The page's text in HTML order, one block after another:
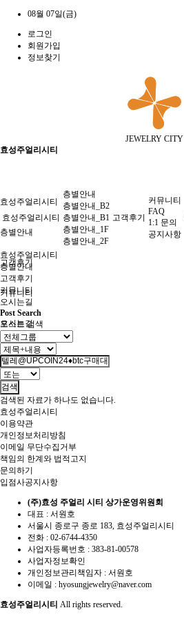
08월 07일(금)
로그인
회원가입
정보찾기
JEWELRY CITY
효성주얼리시티
효성주얼리시티
층별안내
고객후기
커뮤니티
오시는길
효성주얼리시티
층별안내
층별안내_B2
층별안내_B1
층별안내_1F
층별안내_2F
고객후기
커뮤니티
FAQ
1:1 문의
공지사항
효성주얼리시티
층별안내
고객후기
커뮤니티
오시는길
Post Search
포스트 검색
검색
검색된 자료가 하나도 없습니다.
효성주얼리시티
이용약관
개인정보처리방침
이메일 무단수집거부
책임의 한계와 법적고지
문의하기
입점사공지사항
(주)효성 주얼리 시티 상가운영위원회
대표 : 서원호
서울시 종로구 종로 183, 효성주얼리시티
전화 : 02-6744-4350
사업자등록번호 : 383-81-00578
사업자정보확인
개인정보관리책임자 : 서원호
이메일 : hyosungjewelry@naver.com
효성주얼리시티 All rights reserved.